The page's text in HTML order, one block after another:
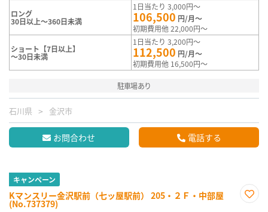
ロング
30日以上～360日未満
1日当たり 3,000円～
106,500 円/月～
初期費用他 22,000円～
ショート【7日以上】
～30日未満
1日当たり 3,200円～
112,500 円/月～
初期費用他 16,500円～
駐車場あり
石川県 金沢市
お問合わせ 電話する
キャンペーン
Kマンスリー金沢駅前（七ッ屋駅前） 205・２Ｆ・中部屋
(No.737379)